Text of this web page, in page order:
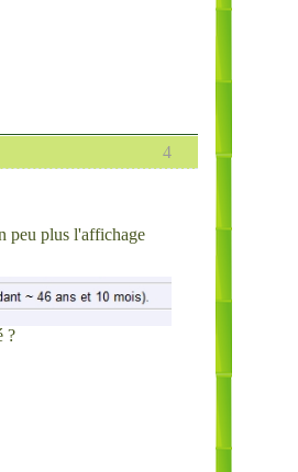
4
peu plus l'affichage
?